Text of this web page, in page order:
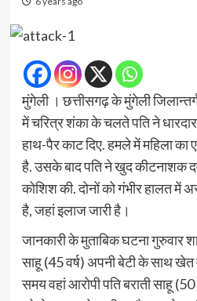
मुंगेली । छत्तीसगढ़ के मुंगेली
में चरित्र शंका के चलते पति ने
हाथ-पैर काट दिए. हमले में महिला
है. उसके बाद पति ने खुद कीटनाशक
कोशिश की. दोनों को गंभीर हालत में
है, जहां इलाज जारी है।
जानकारी के मुताबिक घटना गुरुवार
साहू (45 वर्ष) अपनी बेटी के साथ खेत
समय वहां आरोपी पति बराती साहू